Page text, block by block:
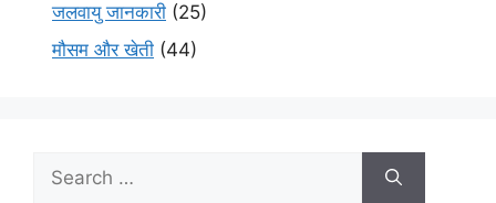
जलवायु जानकारी (25)
मौसम और खेती (44)